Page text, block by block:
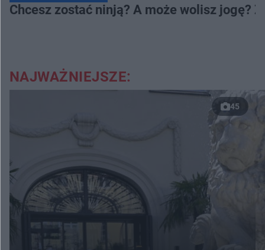
Chcesz zostać ninją? A może wolisz jogę?
NAJWAŻNIEJSZE:
45